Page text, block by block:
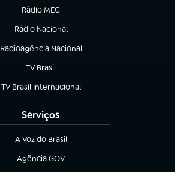
Rádio MEC
(abre em nova aba)
Rádio Nacional
Radioagência Nacional
(abre em nova aba)
TV Brasil
(abre em nova aba)
TV Brasil Internacional
(abre em nova aba)
Serviços
A Voz do Brasil
(abre em nova aba)
Agência GOV
(abre em nova aba)